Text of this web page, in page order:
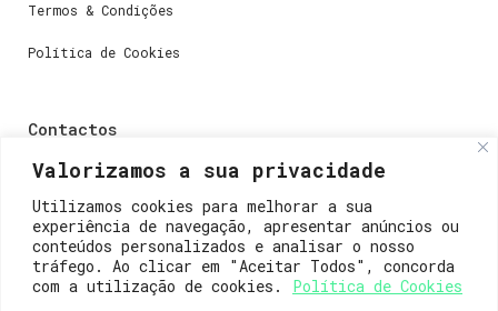
Valorizamos a sua privacidade
Utilizamos cookies para melhorar a sua
experiência de navegação, apresentar anúncios ou
conteúdos personalizados e analisar o nosso
tráfego. Ao clicar em "Aceitar Todos", concorda
com a utilização de cookies.
Política de Cookies
Termos & Condições
Política de Cookies
Contactos
Dúvidas ou perguntas envie-nos um e-mail para
Dúvidas de registro ou suporte, envie um e-mail para
support@lisboainnovation.com